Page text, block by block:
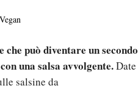
Vegan
può diventare un secondo
una salsa avvolgente.Date
salsine da